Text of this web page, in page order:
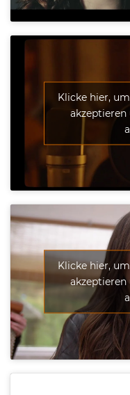
Klicke hier,
akzeptieren
Klicke hier,
akzeptieren